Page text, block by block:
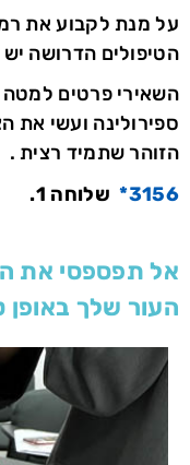
על מנת לקבוע את
הטיפולים הדרושה יש
השאירי פרטים למטה
ספירולינה ועשי את
הזוהר שתמיד רצית .
3156* שלוחה 1.
אל תפספסי את
העור שלך באופן